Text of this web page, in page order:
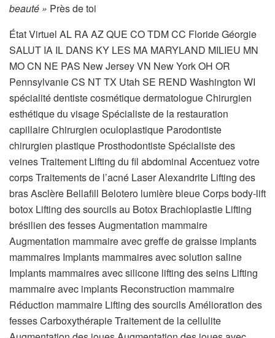
beauté » Près de toi
État Virtuel AL RA AZ QUE CO TDM CC Floride Géorgie
SALUT IA IL DANS KY LES MA MARYLAND MILIEU MN
MO CN NE PAS New Jersey VN New York OH OR
Pennsylvanie CS NT TX Utah SE REND Washington WI
spécialité dentiste cosmétique dermatologue Chirurgien
esthétique du visage Spécialiste de la restauration
capillaire Chirurgien oculoplastique Parodontiste
chirurgien plastique Prosthodontiste Spécialiste des
veinesTraitement Lifting du fil abdominal Accentuez votre
corps Traitements de l’acné Laser Alexandrite Lifting des
bras Asclère Bellafill Belotero lumière bleue Corps body-lift
botox Lifting des sourcils au Botox Brachioplastie Lifting
brésilien des fesses Augmentation mammaire
Augmentation mammaire avec greffe de graisse implants
mammaires Implants mammaires avec solution saline
Implants mammaires avec silicone lifting des seins Lifting
mammaire avec implants Reconstruction mammaire
Réduction mammaire Lifting des sourcils Amélioration des
fesses Carboxythérapie Traitement de la cellulite